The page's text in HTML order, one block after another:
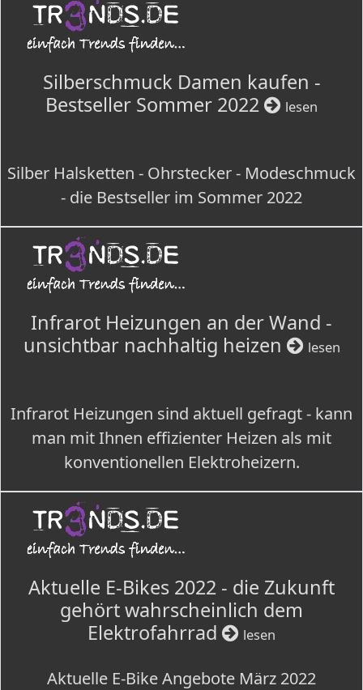
Silberschmuck Damen kaufen -
Bestseller Sommer 2022
lesen
Silber Halsketten - Ohrstecker - Modeschmuck
- die Bestseller im Sommer 2022
Infrarot Heizungen an der Wand -
unsichtbar nachhaltig heizen
lesen
Infrarot Heizungen sind aktuell gefragt - kann
man mit Ihnen effizienter Heizen als mit
konventionellen Elektroheizern.
Aktuelle E-Bikes 2022 - die Zukunft
gehört wahrscheinlich dem
Elektrofahrrad
lesen
Aktuelle E-Bike Angebote März 2022